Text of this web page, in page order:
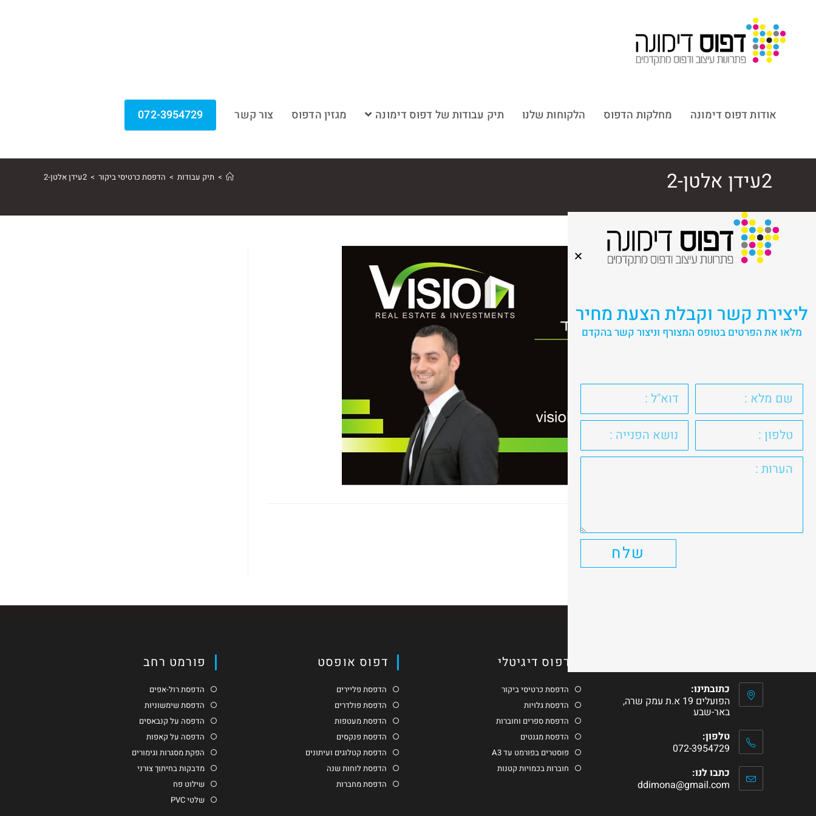
אודות דפוס דימונה מחלקות הדפוס הלקוחות שלנו תיק עבודות של דפוס דימונה מגזין הדפוס צור קשר 072-3954729
2עידן אלטן-2 > תיק עבודות > הדפסת כרטיסי ביקור > 2עידן אלטן-2
כתיבת תגובה
כדי לפרסם תגובה.
כתובתינו:
הפועלים 19 א.ת עמק שרה,
באר-שבע
טלפון:
072-3954729
כתבו לנו:
ddimona@gmail.com
דפוס דיגיטלי
הדפסת כרטיסי ביקור
הדפסת גלויות
הדפסת ספרים וחוברות
הדפסת מגנטים
פוסטרים בפורמט עד A3
חוברות בכמויות קטנות
דפוס אופסט
הדפסת פליירים
הדפסת פולדרים
הדפסת מעטפות
הדפסת פנקסים
הדפסת קטלוגים ועיתונים
הדפסת לוחות שנה
הדפסת מחברות
פורמט רחב
הדפסת רול-אפים
הדפסת שימשוניות
הדפסה על קנבאסים
הדפסה על קאפות
הפקת מסגרות וגימורים
מדבקות בחיתוך צורני
שילוט פח
שלטי PVC
ליצירת קשר וקבלת הצעת מחיר
מלאו את הפרטים בטופס המצורף וניצור קשר בהקדם
שלח